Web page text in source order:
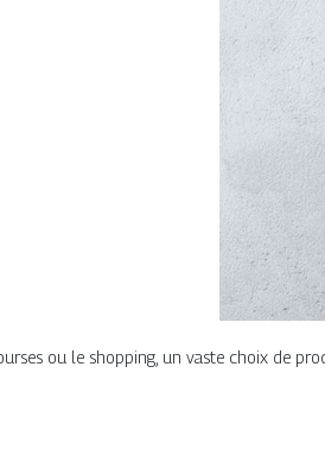
ou le shopping, un vaste choix de